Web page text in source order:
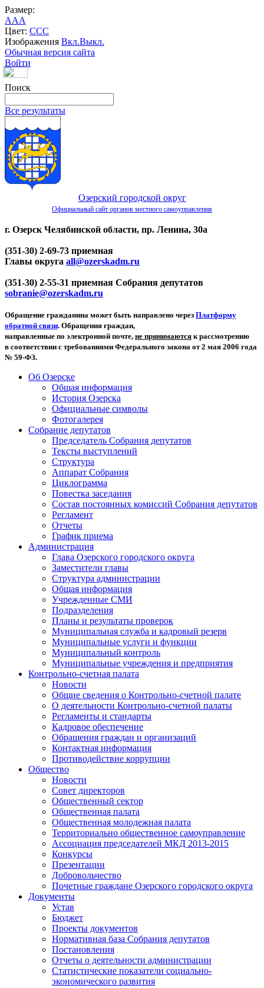
Размер:
AAA
Цвет: CCC
Изображения Вкл.Выкл.
Обычная версия сайта
Войти
Поиск
Все результаты
Озерский городской округ
Официальный сайт органов местного самоуправления
г. Озерск Челябинской области, пр. Ленина, 30а
(351-30) 2-69-73 приемная
Главы округа all@ozerskadm.ru
(351-30) 2-55-31 приемная Собрания депутатов
sobranie@ozerskadm.ru
Обращение гражданина может быть направлено через Платформу
обратной связи. Обращения граждан,
направленные по электронной почте, не принимаются к рассмотрению
в соответствии с требованиями Федерального закона от 2 мая 2006 года
№ 59-ФЗ.
Об Озерске
Общая информация
История Озерска
Официальные символы
Фотогалерея
Собрание депутатов
Председатель Собрания депутатов
Тексты выступлений
Структура
Аппарат Собрания
Циклограмма
Повестка заседания
Состав постоянных комиссий Собрания депутатов
Регламент
Отчеты
График приема
Администрация
Глава Озерского городского округа
Заместители главы
Структура администрации
Общая информация
Учрежденные СМИ
Подразделения
Планы и результаты проверок
Муниципальная служба и кадровый резерв
Муниципальные услуги и функции
Муниципальный контроль
Муниципальные учреждения и предприятия
Контрольно-счетная палата
Новости
Общие сведения о Контрольно-счетной палате
О деятельности Контрольно-счетной палаты
Регламенты и стандарты
Кадровое обеспечение
Обращения граждан и организаций
Контактная информация
Противодействие коррупции
Общество
Новости
Совет директоров
Общественный сектор
Общественная палата
Общественная молодежная палата
Территориально общественное самоуправление
Ассоциация председателей МКД 2013-2015
Конкурсы
Презентации
Добровольчество
Почетные граждане Озерского городского округа
Документы
Устав
Бюджет
Проекты документов
Нормативная база Собрания депутатов
Постановления
Отчеты о деятельности администрации
Статистические показатели социально-
экономического развития